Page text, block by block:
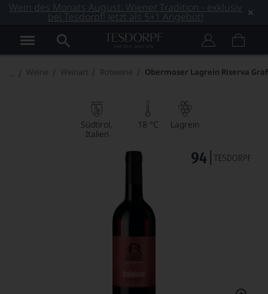
Wein des Monats August: Wiener Tradition - exklusiv
bei Tesdorpf! Jetzt als 5+1 Angebot!
Weine Weinart Rotweine Obermoser Lagrein Riserva
Südtirol
Italien
18 °C Lagrein